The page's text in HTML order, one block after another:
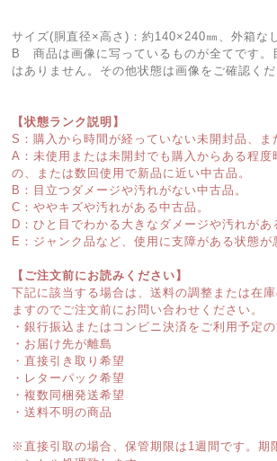
サイズ(胴直径×高さ)：約140×240㎜、外箱な
B 商品は画像に写っているものが全てです。
はありません。その他状態は画像をご確認くだ
【状態ランク説明】
S：購入から時間が経っていない未開封品、ま
A：未使用または未開封でも購入からある程度
の、または数回使用で新品に近い中古品。
B：目立つダメージや汚れがない中古品。
C：ややキズや汚れがある中古品。
D：ひと目でわかる大きなダメージや汚れがあ
E：ジャンク品など、使用に支障がある状態が
【ご注文前にお読みください】
下記に該当する場合は、送料の調整または在
ますのでご注文前にお問い合わせください。
・銀行振込またはコンビニ決済をご利用予定
・お届け先が離島
・直接引き取り希望
・レターパック希望
・複数同梱発送希望
・送料不明の商品
※直接引取の場合、保管期限は1週間です。期